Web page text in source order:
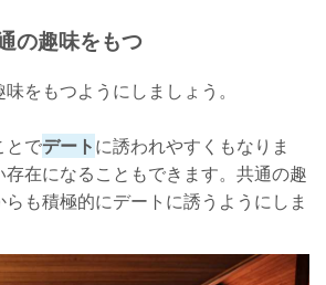
の趣味をもつ
をもつようにしましょう。
とでデートに誘われやすくもなりま
在になることもできます。共通の趣
も積極的にデートに誘うようにしま